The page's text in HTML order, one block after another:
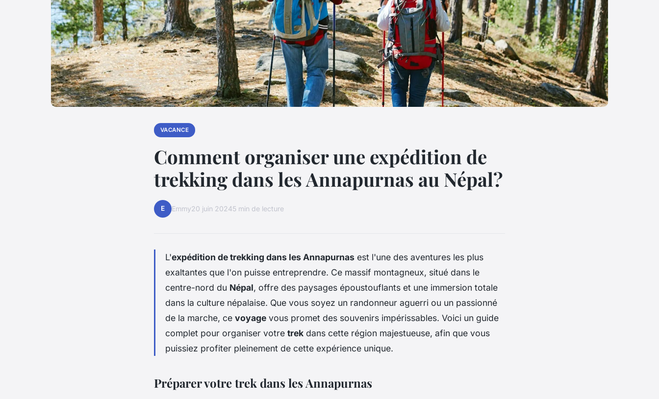
VACANCE
Comment organiser une expédition de
trekking dans les Annapurnas au Népal?
E Emmy20 juin 20245 min de lecture
L'expédition de trekking dans les Annapurnas est l'une des aventures les plus
exaltantes que l'on puisse entreprendre. Ce massif montagneux, situé dans le
centre-nord du Népal, offre des paysages époustouflants et une immersion totale
dans la culture népalaise. Que vous soyez un randonneur aguerri ou un passionné
de la marche, ce voyage vous promet des souvenirs impérissables. Voici un guide
complet pour organiser votre trek dans cette région majestueuse, afin que vous
puissiez profiter pleinement de cette expérience unique.
Préparer votre trek dans les Annapurnas